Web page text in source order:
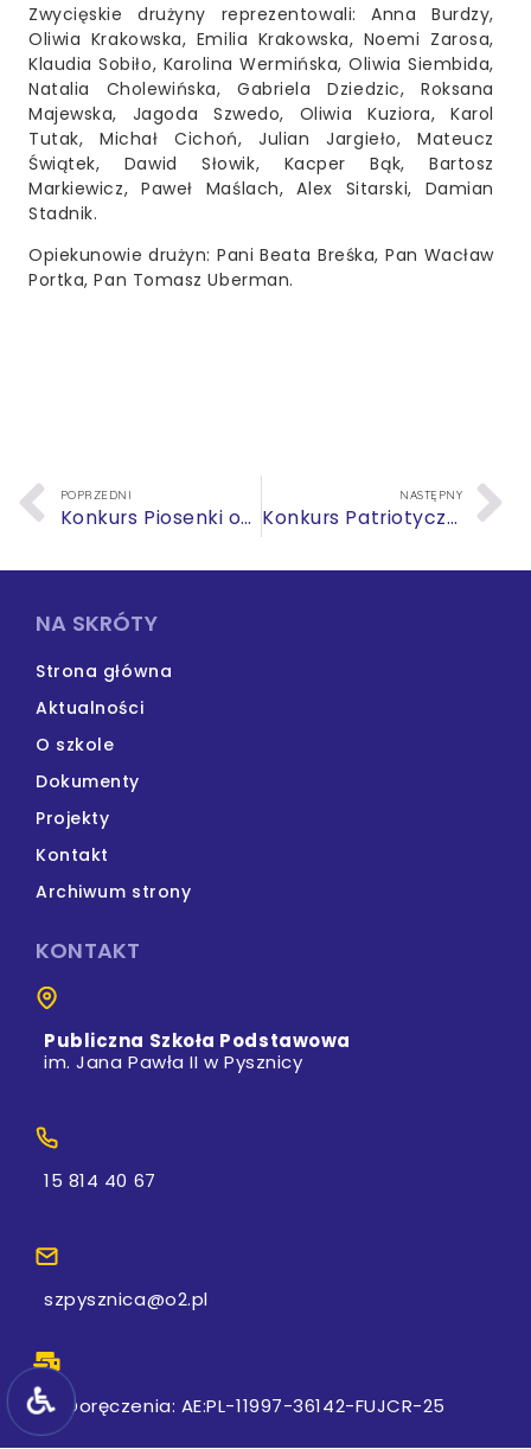
Zwycięskie drużyny reprezentowali: Anna Burdzy,
Oliwia Krakowska, Emilia Krakowska, Noemi Zarosa,
Klaudia Sobiło, Karolina Wermińska, Oliwia Siembida,
Natalia Cholewińska, Gabriela Dziedzic, Roksana
Majewska, Jagoda Szwedo, Oliwia Kuziora, Karol
Tutak, Michał Cichoń, Julian Jargieło, Mateucz
Świątek, Dawid Słowik, Kacper Bąk, Bartosz
Markiewicz, Paweł Maślach, Alex Sitarski, Damian
Stadnik.
Opiekunowie drużyn: Pani Beata Breśka, Pan Wacław
Portka, Pan Tomasz Uberman.
POPRZEDNI
Konkurs Piosenki obcojęzycznej
NASTĘPNY
Konkurs Patriotyczny
NA SKRÓTY
Strona główna
Aktualności
O szkole
Dokumenty
Projekty
Kontakt
Archiwum strony
KONTAKT
Publiczna Szkoła Podstawowa
im. Jana Pawła II w Pysznicy
15 814 40 67
szpysznica@o2.pl
e-Doręczenia: AE:PL-11997-36142-FUJCR-25